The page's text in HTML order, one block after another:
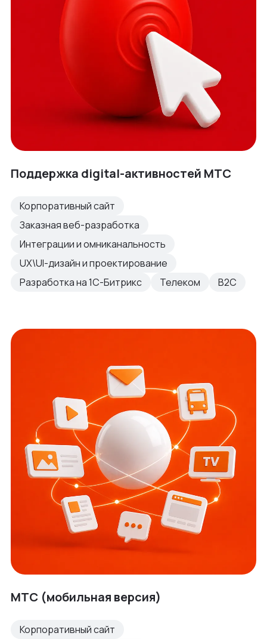
Поддержка digital-активностей МТС
Корпоративный сайт
Заказная веб-разработка
Интеграции и омниканальность
UX\UI-дизайн и проектирование
Разработка на 1С-Битрикс
Телеком B2C
МТС (мобильная версия)
Корпоративный сайт